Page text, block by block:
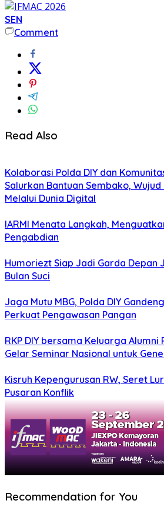
SEN
Comment
Read Also
Kolaborasi Polda DIY dan
Salurkan Bantuan Sembako,
Melalui Dunia Digital
IARMI Menata Langkah,
Pengabdian
Humoriezt Siap Jadi Garda Depan
Bulan Suci
Jaga Mutu MBG, Polda DIY
Perkuat Pengawasan Pangan
RKP DIY bersama Keluarga Alumni
Gelar Seminar Nasional untuk
Kisruh Kepengurusan RW, Seret
Pusaran Konflik
Recommendation for You